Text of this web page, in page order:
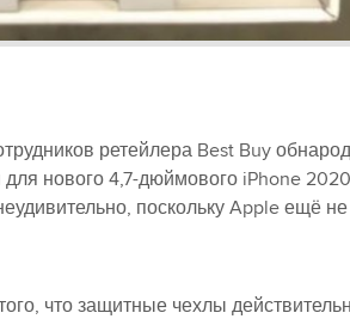
ретейлера Best Buy
нового 4,7-дюймового iPhone
поскольку Apple ещё
что защитные чехлы